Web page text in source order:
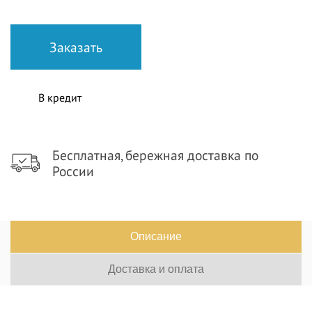
В кредит
Бесплатная, бережная доставка по
России
Описание
Доставка и оплата